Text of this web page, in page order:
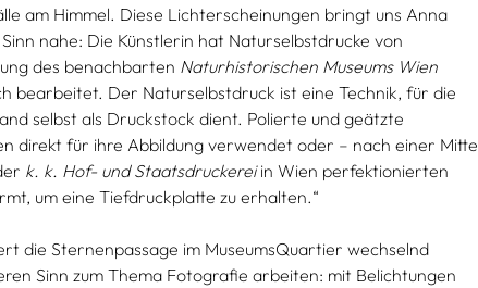
am Himmel. Diese Lichterscheinungen bringt uns Anna
nahe: Die Künstlerin hat Naturselbstdrucke von
des benachbarten Naturhistorischen Museums Wien
bearbeitet. Der Naturselbstdruck ist eine Technik, für die
selbst als Druckstock dient. Polierte und geätzte
direkt für ihre Abbildung verwendet oder – nach einer Mitte
k. k. Hof- und Staatsdruckereiin Wien perfektionierten
um eine Tiefdruckplatte zu erhalten.“
die Sternenpassage im MuseumsQuartier wechselnd
Sinn zum Thema Fotografie arbeiten: mit Belichtungen